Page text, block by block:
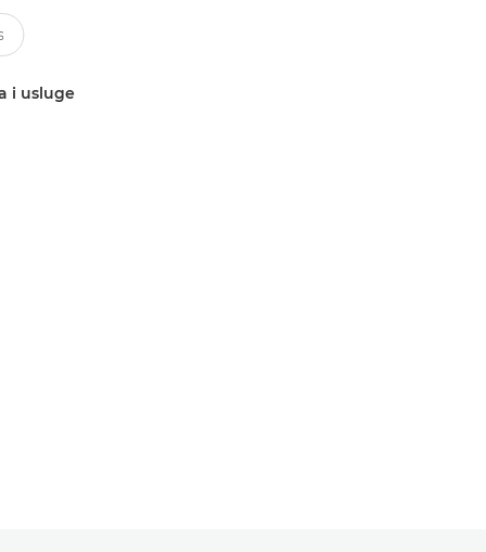
i usluge